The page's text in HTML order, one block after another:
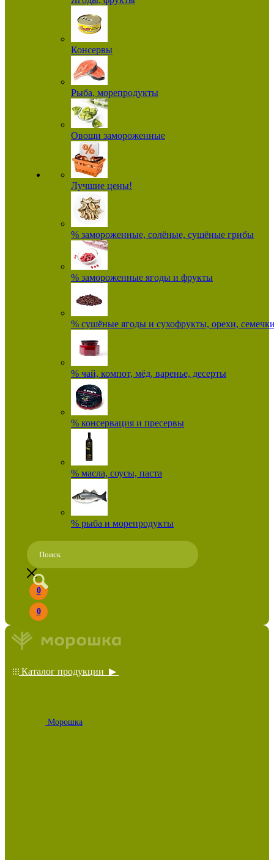
Консервы
Рыба, морепродукты
Овощи замороженные
Лучшие цены!
% замороженные, солёные, сушёные грибы
% замороженные ягоды и фрукты
% сушёные ягоды и сухофрукты, орехи,
% чай, компот, мёд, варенье, десерты
% консервация и пресервы
% масла, соусы, паста
% рыба и морепродукты
0
0
Каталог продукции ▶
Морошка